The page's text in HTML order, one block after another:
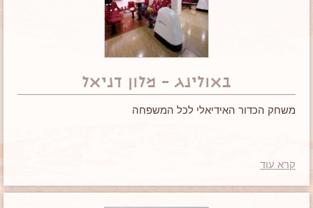
באולינג – מלון דניאל
משחק הכדור האידיאלי לכל המשפחה
קרא עוד